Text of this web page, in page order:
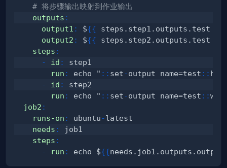
# 将步骤输出映射到作业输出
outputs :
output1 : ${{ steps.step1.outputs.test
output2 : ${{ steps.step2.outputs.test
steps :
-
id :
run : echo " : : set-output name=test : :
-
id :
run : echo " : : set-output name=test : :
job2 :
runs-on : ubuntu-
needs :
steps :
-
run : echo ${{